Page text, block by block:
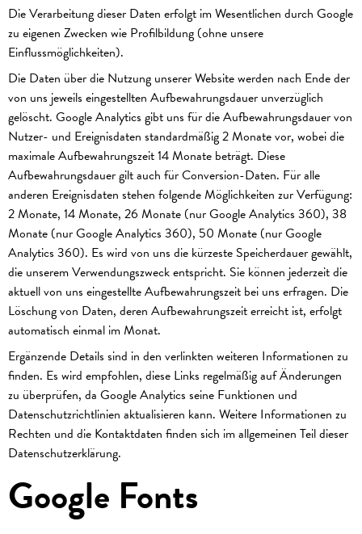
Die Verarbeitung dieser Daten erfolgt im Wesentlichen durch Google
zu eigenen Zwecken wie Profilbildung (ohne unsere
Einflussmöglichkeiten).
Die Daten über die Nutzung unserer Website werden nach Ende der
von uns jeweils eingestellten Aufbewahrungsdauer unverzüglich
gelöscht. Google Analytics gibt uns für die Aufbewahrungsdauer von
Nutzer- und Ereignisdaten standardmäßig 2 Monate vor, wobei die
maximale Aufbewahrungszeit 14 Monate beträgt. Diese
Aufbewahrungsdauer gilt auch für Conversion-Daten. Für alle
anderen Ereignisdaten stehen folgende Möglichkeiten zur Verfügung:
2 Monate, 14 Monate, 26 Monate (nur Google Analytics 360), 38
Monate (nur Google Analytics 360), 50 Monate (nur Google
Analytics 360). Es wird von uns die kürzeste Speicherdauer gewählt,
die unserem Verwendungszweck entspricht. Sie können jederzeit die
aktuell von uns eingestellte Aufbewahrungszeit bei uns erfragen. Die
Löschung von Daten, deren Aufbewahrungszeit erreicht ist, erfolgt
automatisch einmal im Monat.
Ergänzende Details sind in den verlinkten weiteren Informationen zu
finden. Es wird empfohlen, diese Links regelmäßig auf Änderungen
zu überprüfen, da Google Analytics seine Funktionen und
Datenschutzrichtlinien aktualisieren kann. Weitere Informationen zu
Rechten und die Kontaktdaten finden sich im allgemeinen Teil dieser
Datenschutzerklärung.
Google Fonts